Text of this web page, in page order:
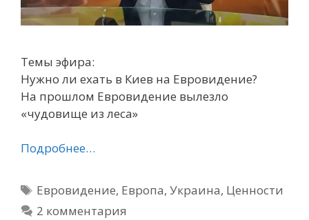
Темы эфира:
Нужно ли ехать в Киев на Евровидение?
На прошлом Евровидение вылезло
«чудовище из леса»
Подробнее…
Метки
Евровидение, Европа,Украина, Ценности
2 комментария